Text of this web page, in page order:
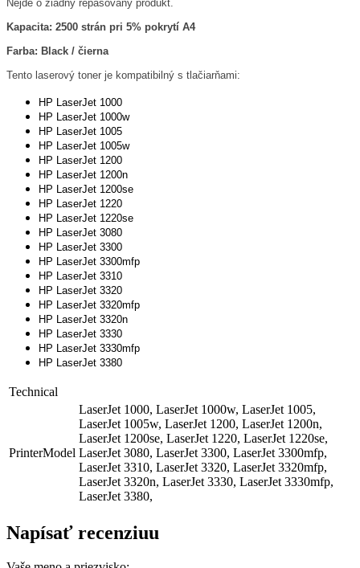
Nejde o žiadny repasovaný produkt.
Kapacita: 2500 strán pri 5% pokrytí A4
Farba: Black / čierna
Tento laserový toner je kompatibilný s tlačiarňami:
HP LaserJet 1000
HP LaserJet 1000w
HP LaserJet 1005
HP LaserJet 1005w
HP LaserJet 1200
HP LaserJet 1200n
HP LaserJet 1200se
HP LaserJet 1220
HP LaserJet 1220se
HP LaserJet 3080
HP LaserJet 3300
HP LaserJet 3300mfp
HP LaserJet 3310
HP LaserJet 3320
HP LaserJet 3320mfp
HP LaserJet 3320n
HP LaserJet 3330
HP LaserJet 3330mfp
HP LaserJet 3380
Technical
PrinterModel
LaserJet 1000, LaserJet 1000w, LaserJet 1005,
LaserJet 1005w, LaserJet 1200, LaserJet 1200n,
LaserJet 1200se, LaserJet 1220, LaserJet 1220se,
LaserJet 3080, LaserJet 3300, LaserJet 3300mfp,
LaserJet 3310, LaserJet 3320, LaserJet 3320mfp,
LaserJet 3320n, LaserJet 3330, LaserJet 3330mfp,
LaserJet 3380,
Napísať recenziuu